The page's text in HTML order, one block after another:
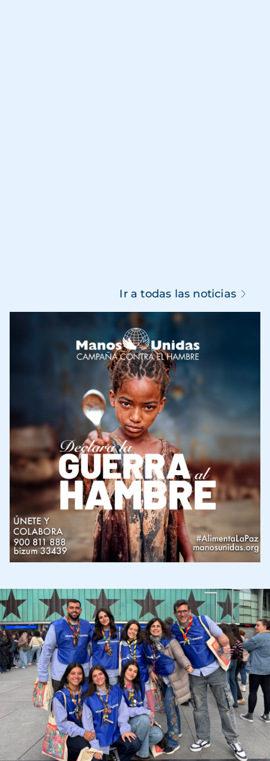
Ir a todas las noticias
Imagen